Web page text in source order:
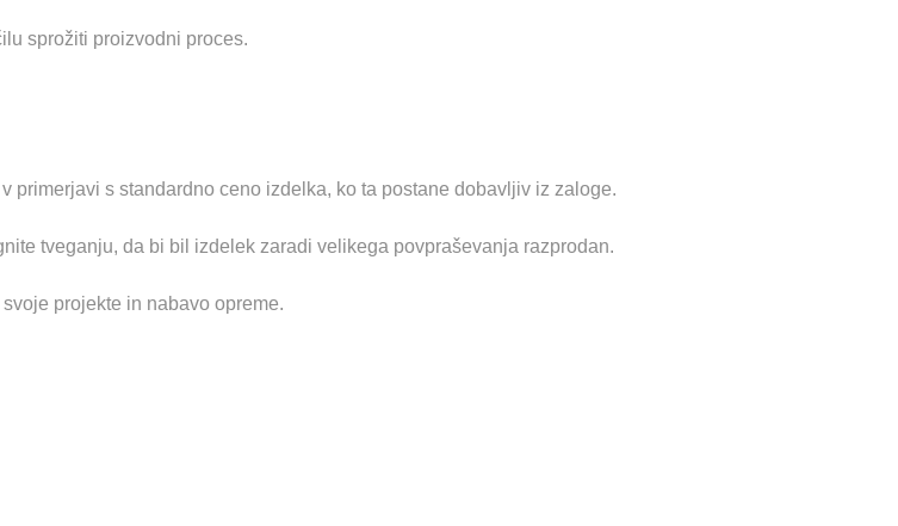
sprožiti proizvodni proces.
v primerjavi s standardno ceno izdelka, ko ta postane dobavljiv iz zaloge.
tveganju, da bi bil izdelek zaradi velikega povpraševanja razprodan.
projekte in nabavo opreme.